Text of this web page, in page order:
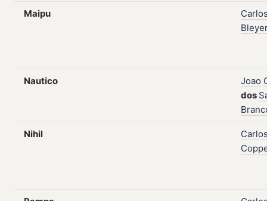
Maipu
Nautico Joao
dos
Nihil